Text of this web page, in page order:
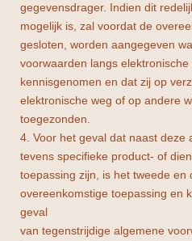
gegevensdrager. Indien dit
mogelijk is, zal voordat de
gesloten, worden aangegeven
voorwaarden langs
kennisgenomen en dat zij op
elektronische weg of op andere
toegezonden.
4. Voor het geval dat naast deze
tevens specifieke product- of
toepassing zijn, is het tweede en
overeenkomstige toepassing en
geval
van tegenstrijdige algemene